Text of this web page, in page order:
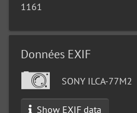
1161
Données EXIF
SONY ILCA-77M2
Show EXIF data